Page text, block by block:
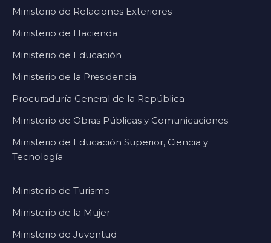
Ministerio de Relaciones Exteriores
Ministerio de Hacienda
Ministerio de Educación
Ministerio de la Presidencia
Procuraduría General de la República
Ministerio de Obras Públicas y Comunicaciones
Ministerio de Educación Superior, Ciencia y
Tecnología
Ministerio de Turismo
Ministerio de la Mujer
Ministerio de Juventud